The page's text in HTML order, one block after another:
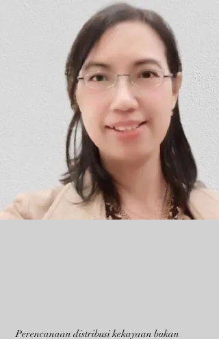
Perencanaan distribusi kekayaan bukan